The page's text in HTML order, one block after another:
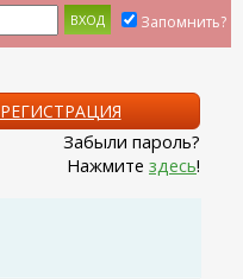
Запомнить?
РЕГИСТРАЦИЯ
Забыли пароль?
Нажмите здесь!